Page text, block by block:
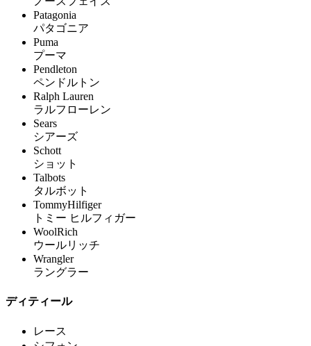
Patagonia
パタゴニア
Puma
プーマ
Pendleton
ペンドルトン
Ralph Lauren
ラルフローレン
Sears
シアーズ
Schott
ショット
Talbots
タルボット
TommyHilfiger
トミー ヒルフィガー
WoolRich
ウールリッチ
Wrangler
ラングラー
ディティール
レース